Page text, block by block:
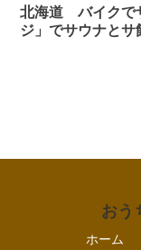
北海道 バイクで
ジ」でサウナとサ
おう
ホーム